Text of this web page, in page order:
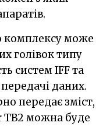
комплексу може
голівок типу
систем IFF та
даних.
передає зміст,
можна буде